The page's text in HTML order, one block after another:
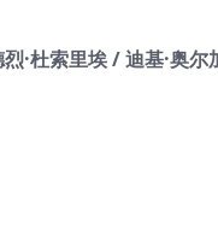
·杜索里埃 / 迪基·奥